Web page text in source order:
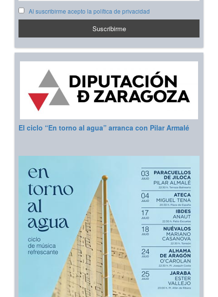
Al suscribirme acepto la política de privacidad
El ciclo “En torno al agua” arranca con Pilar Armalé